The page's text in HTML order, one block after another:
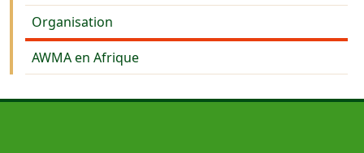
Organisation
AWMA en Afrique